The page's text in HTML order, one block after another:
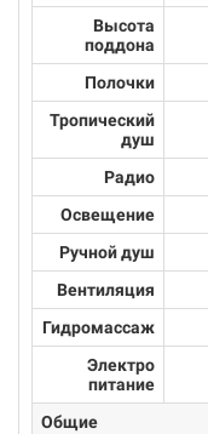
Высота
поддона
Полочки
Тропический
душ
Радио
Освещение
Ручной душ
Вентиляция
Гидромассаж
Электро
питание
Общие